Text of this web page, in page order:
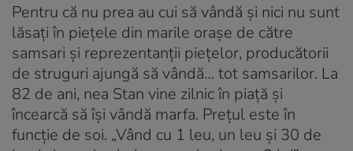
Pentru că nu prea au cui să vândă și nici nu sunt
lăsați în piețele din marile orașe de către
samsari și reprezentanții piețelor, producătorii
de struguri ajungă să vândă… tot samsarilor. La
82 de ani, nea Stan vine zilnic în piață și
încearcă să își vândă marfa. Prețul este în
funcție de soi. „Vând cu 1 leu, un leu și 30 de